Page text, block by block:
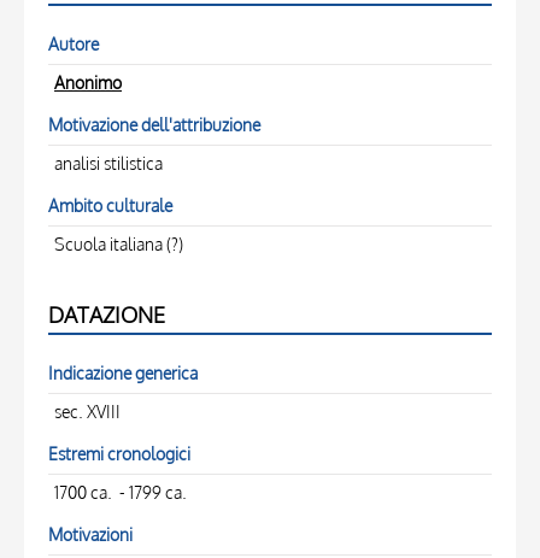
Autore
Anonimo
Motivazione dell'attribuzione
analisi stilistica
Ambito culturale
Scuola italiana (?)
DATAZIONE
Indicazione generica
sec. XVIII
Estremi cronologici
1700 ca. - 1799 ca.
Motivazioni